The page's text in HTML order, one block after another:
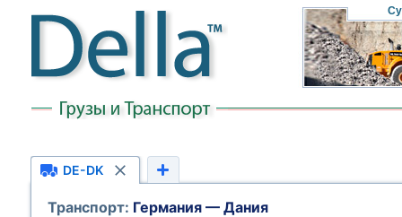
DE-DK
Транспорт: Германия — Дания